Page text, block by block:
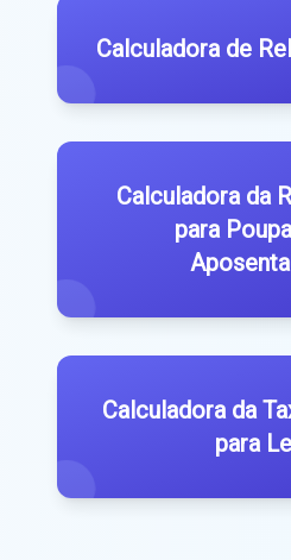
Calculadora de
Calculadora da
para
Calculadora da
para